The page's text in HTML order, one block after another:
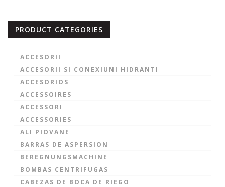
PRODUCT CATEGORIES
ACCESORII
ACCESORII SI CONEXIUNI HIDRANTI
ACCESORIOS
ACCESSOIRES
ACCESSORI
ACCESSORIES
ALI PIOVANE
BARRAS DE ASPERSION
BEREGNUNGSMACHINE
BOMBAS CENTRIFUGAS
CABEZAS DE BOCA DE RIEGO